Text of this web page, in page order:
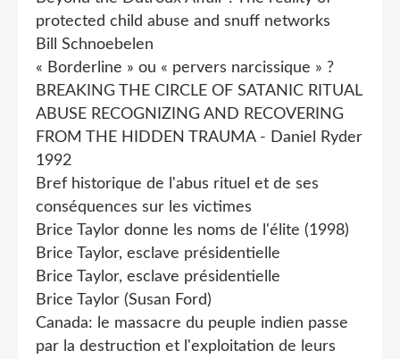
protected child abuse and snuff networks
Bill Schnoebelen
« Borderline » ou « pervers narcissique » ?
BREAKING THE CIRCLE OF SATANIC RITUAL
ABUSE RECOGNIZING AND RECOVERING
FROM THE HIDDEN TRAUMA - Daniel Ryder
1992
Bref historique de l'abus rituel et de ses
conséquences sur les victimes
Brice Taylor donne les noms de l'élite (1998)
Brice Taylor, esclave présidentielle
Brice Taylor, esclave présidentielle
Brice Taylor (Susan Ford)
Canada: le massacre du peuple indien passe
par la destruction et l'exploitation de leurs